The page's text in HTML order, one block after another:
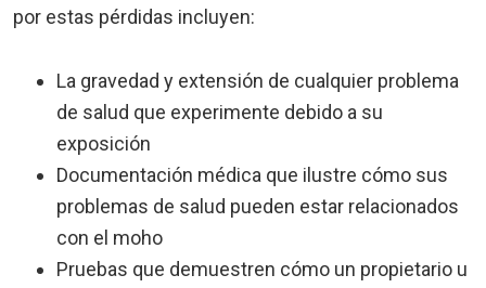
por estas pérdidas incluyen:
La gravedad y extensión de cualquier problema
de salud que experimente debido a su
exposición
Documentación médica que ilustre cómo sus
problemas de salud pueden estar relacionados
con el moho
Pruebas que demuestren cómo un propietario u